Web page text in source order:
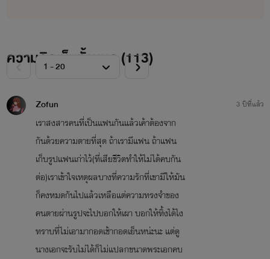
ความคิดเห็นทั้งหมด (113)
Zofun
เราสงสารคนที่เป็นแฟนกันแล้วเค้าต้องจาก
กันด้วยความตายที่สุด ถ้าเรามีแฟน ถ้าแฟน
เก็บรูปแฟนเก่าไว้(ที่เสียชีวิตทำให้ไม่ได้คบกัน
ต่อ)เราเข้าใจเหตุผลบางที่ความรักที่เขามีให้มัน
ก็คงหมดกันไปแล้วเหลือแต่ความทรงจำของ
คนตายผ่านรูปจะไปบอกให้เผา บอกให้ทิ้งได้ไง
ทราบที่ไม่เอามากอดเช้ากอดเย็นหน่ะนะ แต่ดู
นางเอกจะรับไม่ได้ก็ไม่แปลกขนาดพระเอกคบ
3 ปีที่แล้ว